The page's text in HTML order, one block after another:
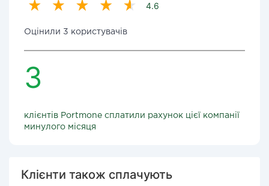
4.6
Оцінили 3 користувачів
3
клієнтів Portmone сплатили рахунок цієї компанії
минулого місяця
Клієнти також сплачують